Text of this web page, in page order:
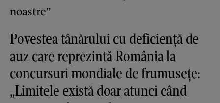
Povestea tânărului cu deficiență de
auz care reprezintă România la
concursuri mondiale de frumusețe:
„Limitele există doar atunci când